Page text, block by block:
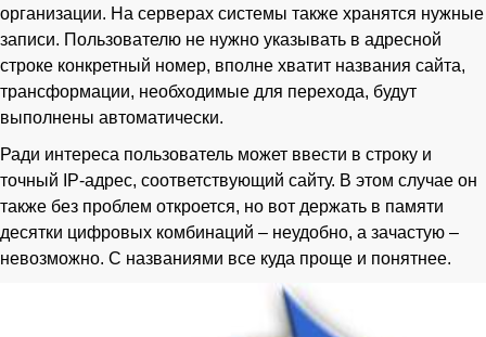
организации. На серверах системы также хранятся нужные
записи. Пользователю не нужно указывать в адресной
строке конкретный номер, вполне хватит названия сайта,
трансформации, необходимые для перехода, будут
выполнены автоматически.
Ради интереса пользователь может ввести в строку и
точный IP-адрес, соответствующий сайту. В этом случае он
также без проблем откроется, но вот держать в памяти
десятки цифровых комбинаций – неудобно, а зачастую –
невозможно. С названиями все куда проще и понятнее.